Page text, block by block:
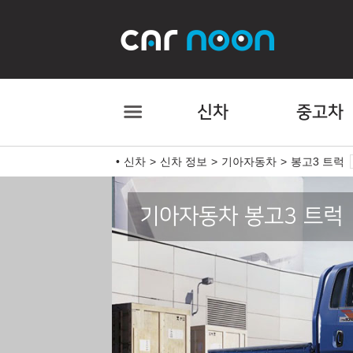
신차 중고차
신차 신차 정보 기아자동차 봉고3 트럭
기아자동차 봉고3 트럭